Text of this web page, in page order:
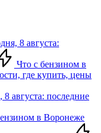
8 августа:
Что с бензином в
где купить, цены
августа: последние
в Воронеже